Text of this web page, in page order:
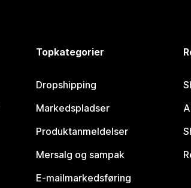
Topkategorier
Dropshipping
Markedspladser
Produktanmeldelser
Mersalg og sampak
E-mailmarkedsføring